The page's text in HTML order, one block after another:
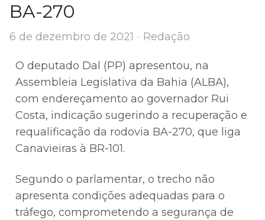
BA-270
6 de dezembro de 2021 Author
Redação
O deputado Dal (PP) apresentou, na
Assembleia Legislativa da Bahia (ALBA),
com endereçamento ao governador Rui
Costa, indicação sugerindo a recuperação e
requalificação da rodovia BA-270, que liga
Canavieiras à BR-101.
Segundo o parlamentar, o trecho não
apresenta condições adequadas para o
tráfego, comprometendo a segurança de